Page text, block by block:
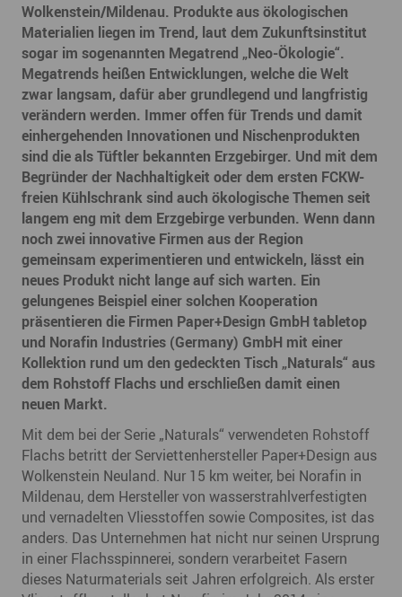
Wolkenstein/Mildenau. Produkte aus ökologischen
Materialien liegen im Trend, laut dem Zukunftsinstitut
sogar im sogenannten Megatrend „Neo-Ökologie“.
Megatrends heißen Entwicklungen, welche die Welt
zwar langsam, dafür aber grundlegend und langfristig
verändern werden. Immer offen für Trends und damit
einhergehenden Innovationen und Nischenprodukten
sind die als Tüftler bekannten Erzgebirger. Und mit dem
Begründer der Nachhaltigkeit oder dem ersten FCKW-
freien Kühlschrank sind auch ökologische Themen seit
langem eng mit dem Erzgebirge verbunden. Wenn dann
noch zwei innovative Firmen aus der Region
gemeinsam experimentieren und entwickeln, lässt ein
neues Produkt nicht lange auf sich warten. Ein
gelungenes Beispiel einer solchen Kooperation
präsentieren die Firmen Paper+Design GmbH tabletop
und Norafin Industries (Germany) GmbH mit einer
Kollektion rund um den gedeckten Tisch „Naturals“ aus
dem Rohstoff Flachs und erschließen damit einen
neuen Markt.
Mit dem bei der Serie „Naturals“ verwendeten Rohstoff
Flachs betritt der Serviettenhersteller Paper+Design aus
Wolkenstein Neuland. Nur 15 km weiter, bei Norafin in
Mildenau, dem Hersteller von wasserstrahlverfestigten
und vernadelten Vliesstoffen sowie Composites, ist das
anders. Das Unternehmen hat nicht nur seinen Ursprung
in einer Flachsspinnerei, sondern verarbeitet Fasern
dieses Naturmaterials seit Jahren erfolgreich. Als erster